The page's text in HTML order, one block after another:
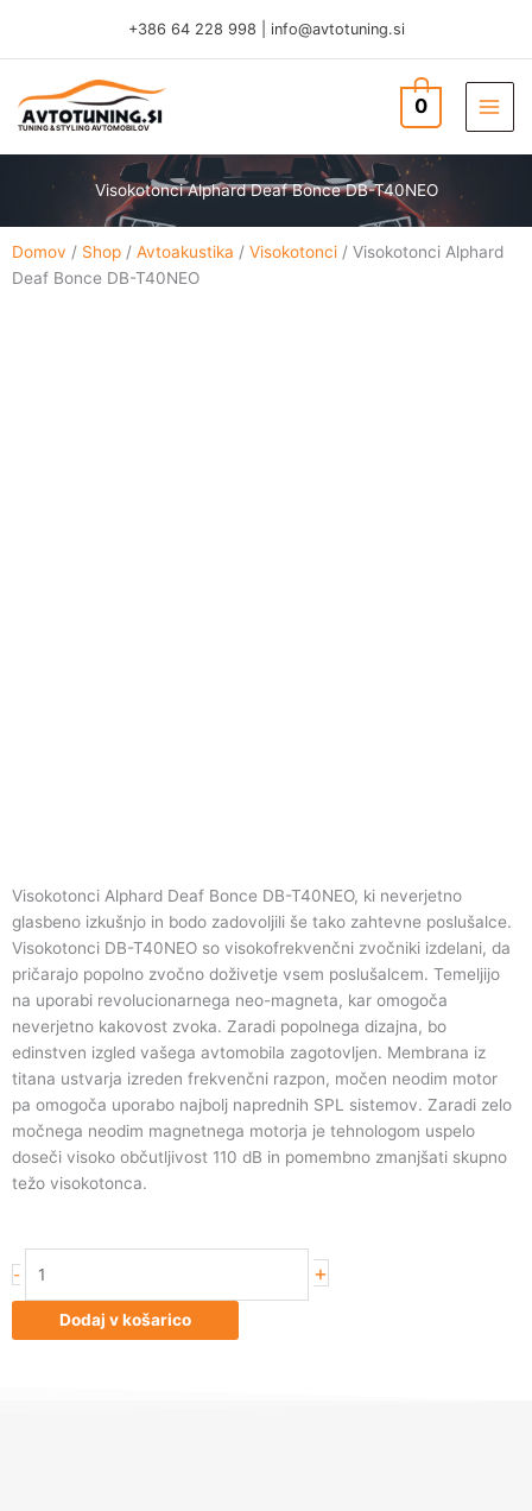
content
+386 64 228 998 info@avtotuning.si
TUNING & STYLING AVTOMOBILOV
0
Visokotonci Alphard Deaf Bonce DB-T40NEO
Domov / Shop / Avtoakustika / Visokotonci / Visokotonci Alphard
Deaf Bonce DB-T40NEO
Visokotonci Alphard Deaf Bonce DB-T40NEO, ki neverjetno
glasbeno izkušnjo in bodo zadovoljili še tako zahtevne poslušalce.
Visokotonci DB-T40NEO so visokofrekvenčni zvočniki izdelani, da
pričarajo popolno zvočno doživetje vsem poslušalcem. Temeljijo
na uporabi revolucionarnega neo-magneta, kar omogoča
neverjetno kakovost zvoka. Zaradi popolnega dizajna, bo
edinstven izgled vašega avtomobila zagotovljen. Membrana iz
titana ustvarja izreden frekvenčni razpon, močen neodim motor
pa omogoča uporabo najbolj naprednih SPL sistemov. Zaradi zelo
močnega neodim magnetnega motorja je tehnologom uspelo
doseči visoko občutljivost 110 dB in pomembno zmanjšati skupno
težo visokotonca.
-
Alphard
Deaf
Bonce
+
Dodaj v košarico